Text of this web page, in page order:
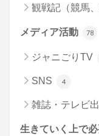
観戦記（競馬
メディア活動 78
ジャニごりTV
SNS 4
雑誌・テレビ
生きていく上で